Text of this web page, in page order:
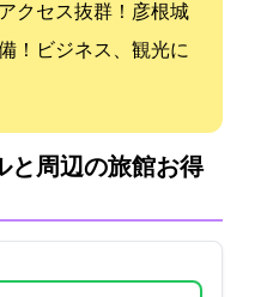
クセス抜群！彦根城
備！ビジネス、観光に
と周辺の旅館:お得